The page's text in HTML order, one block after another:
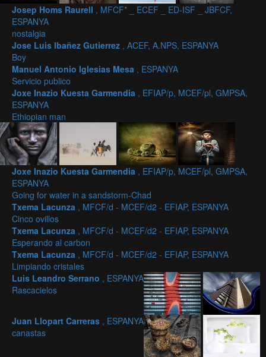
Josep Homs Raurell , MFCF* _ ECEF _ ED-ISF _ JBFCF,
ESPANYA
nostalgia
Jose Luis Ibañez Gutierrez , ACEF, A.NPS, ESPANYA
Boy
Manuel Antonio Iglesias Mesa , ESPANYA
Servicio publico
Joxe Inazio Kuesta Garmendia , EFIAP/p, MCEF/pl, GMPSA,
ESPANYA
Ethiopian man
Joxe Inazio Kuesta Garmendia , EFIAP/p, MCEF/pl, GMPSA,
ESPANYA
Going for water in a sandstorm-Chad
Txema Lacunza , MFCF/d - MCEF/d2 - EFIAP, ESPANYA
Cinco ovillos
Txema Lacunza , MFCF/d - MCEF/d2 - EFIAP, ESPANYA
Esperando al carbon
Txema Lacunza , MFCF/d - MCEF/d2 - EFIAP, ESPANYA
Limpiando cristales
Luis Leandro Serrano , ESPANYA
Rascacielos
Juan Llopart Carreras , ESPANYA
canastas